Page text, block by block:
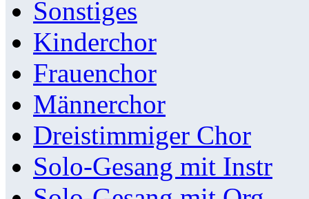
Sonstiges
Kinderchor
Frauenchor
Männerchor
Dreistimmiger Chor
Solo-Gesang mit Instr